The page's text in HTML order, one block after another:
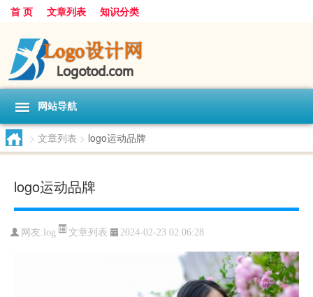
首 页 文章列表 知识分类
网站导航
> 文章列表 > logo运动品牌
logo运动品牌
网友: log 文章列表 2024-02-23 02:06:28